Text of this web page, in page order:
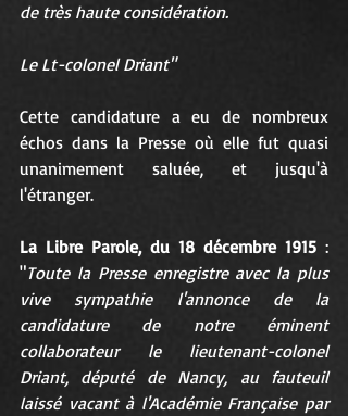
de très haute considération.
Le Lt-colonel Driant"
Cette candidature a eu de nombreux
échos dans la Presse où elle fut quasi
unanimement saluée, et jusqu'à
l'étranger.
La Libre Parole, du 18 décembre 1915 :
"Toute la Presse enregistre avec la plus
vive sympathie l'annonce de la
candidature de notre éminent
collaborateur le lieutenant-colonel
Driant, député de Nancy, au fauteuil
laissé vacant à l'Académie Française par